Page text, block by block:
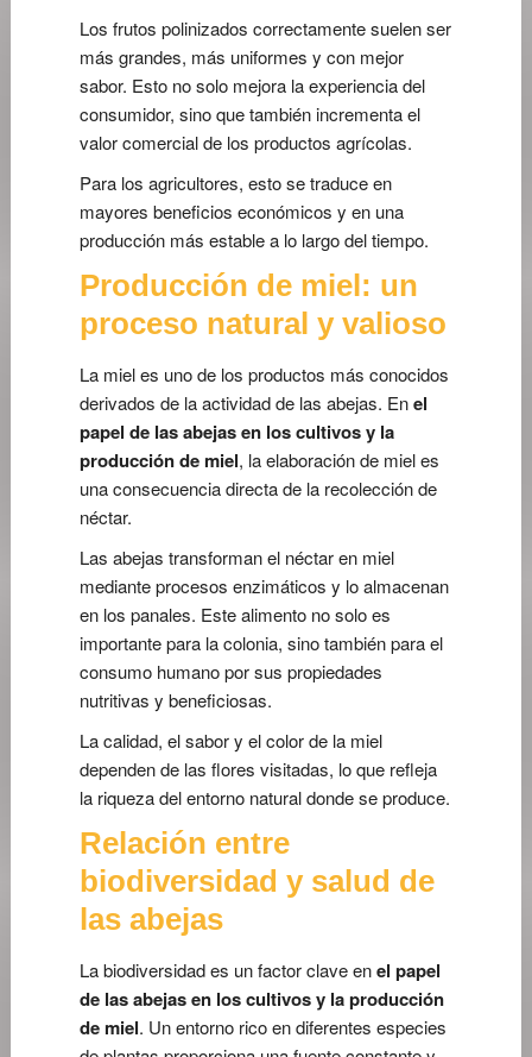
Los frutos polinizados correctamente suelen ser
más grandes, más uniformes y con mejor
sabor. Esto no solo mejora la experiencia del
consumidor, sino que también incrementa el
valor comercial de los productos agrícolas.
Para los agricultores, esto se traduce en
mayores beneficios económicos y en una
producción más estable a lo largo del tiempo.
Producción de miel: un
proceso natural y valioso
La miel es uno de los productos más conocidos
derivados de la actividad de las abejas. Enel
papel de las abejas en los cultivos y la
producción de miel, la elaboración de miel es
una consecuencia directa de la recolección de
néctar.
Las abejas transforman el néctar en miel
mediante procesos enzimáticos y lo almacenan
en los panales. Este alimento no solo es
importante para la colonia, sino también para el
consumo humano por sus propiedades
nutritivas y beneficiosas.
La calidad, el sabor y el color de la miel
dependen de las flores visitadas, lo que refleja
la riqueza del entorno natural donde se produce.
Relación entre
biodiversidad y salud de
las abejas
La biodiversidad es un factor clave enel papel
de las abejas en los cultivos y la producción
de miel. Un entorno rico en diferentes especies